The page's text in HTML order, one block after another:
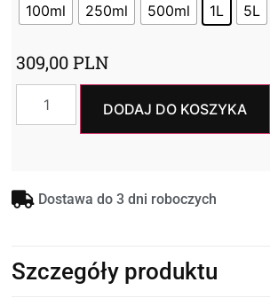
100ml 250ml 500ml 1L 5L
309,00PLN
DODAJ DO KOSZYKA
Dostawa do 3 dni roboczych
Szczegóły produktu